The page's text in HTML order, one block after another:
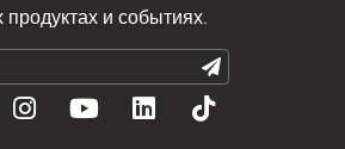
и событиях.